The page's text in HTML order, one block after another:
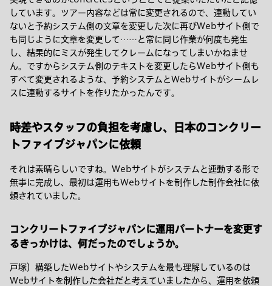
しています。ツアー内容などは常に変更されるので、連動してい
ないと予約システム側の文章を変更した次に再びWebサイト側で
も同じように文章を変更して……と常に同じ作業が何度も発生
し、結果的にミスが発生してクレームになってしまいかねませ
ん。ですからシステム側のテキストを変更したらWebサイト側も
すべて変更されるような、予約システムとWebサイトがシームレ
スに連動するサイトを作りたかったんです。
時差やスタッフの負担を考慮し、日本のコンクリー
トファイブジャパンに依頼
それは素晴らしいですね。Webサイトがシステムと連動する形で
無事に完成し、最初は運用もWebサイトを制作した制作会社に依
頼されていました。
コンクリートファイブジャパンに運用パートナーを変更す
るきっかけは、何だったのでしょうか。
戸塚）構築したWebサイトやシステムを最も理解しているのは
Webサイトを制作した会社だと考えていましたから、運用を依頼